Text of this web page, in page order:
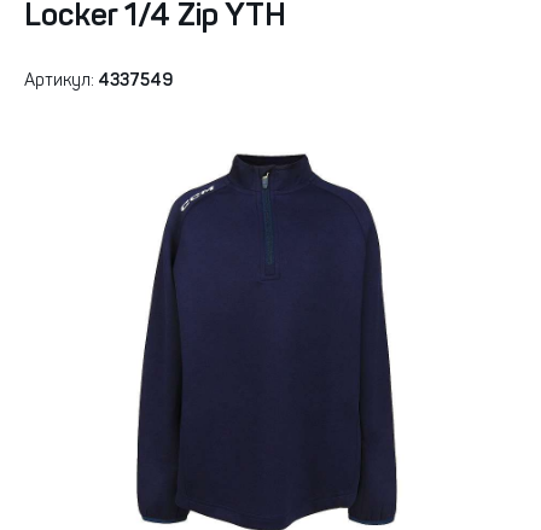
Locker 1/4 Zip YTH
Артикул: 4337549